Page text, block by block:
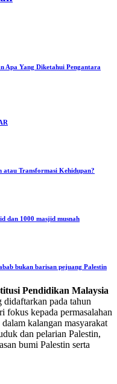
Apa Yang Diketahui Pengantara
Transformasi Kehidupan?
dan 1000 masjid musnah
bukan barisan pejuang Palestin
Pendidikan Malaysia
pada tahun
kepada permasalahan
kalangan masyarakat
dan pelarian Palestin,
bumi Palestin serta